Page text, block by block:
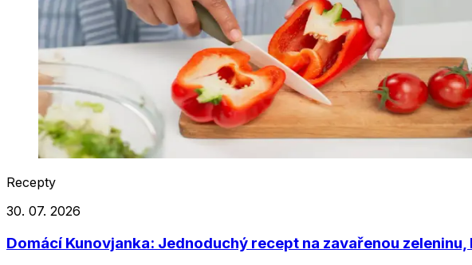
Recepty
30. 07. 2026
Domácí Kunovjanka: Jednoduchý recept na zavařenou